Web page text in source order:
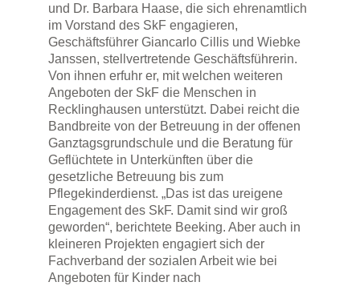
und Dr. Barbara Haase, die sich ehrenamtlich
im Vorstand des SkF engagieren,
Geschäftsführer Giancarlo Cillis und Wiebke
Janssen, stellvertretende Geschäftsführerin.
Von ihnen erfuhr er, mit welchen weiteren
Angeboten der SkF die Menschen in
Recklinghausen unterstützt. Dabei reicht die
Bandbreite von der Betreuung in der offenen
Ganztagsgrundschule und die Beratung für
Geflüchtete in Unterkünften über die
gesetzliche Betreuung bis zum
Pflegekinderdienst. „Das ist das ureigene
Engagement des SkF. Damit sind wir groß
geworden“, berichtete Beeking. Aber auch in
kleineren Projekten engagiert sich der
Fachverband der sozialen Arbeit wie bei
Angeboten für Kinder nach